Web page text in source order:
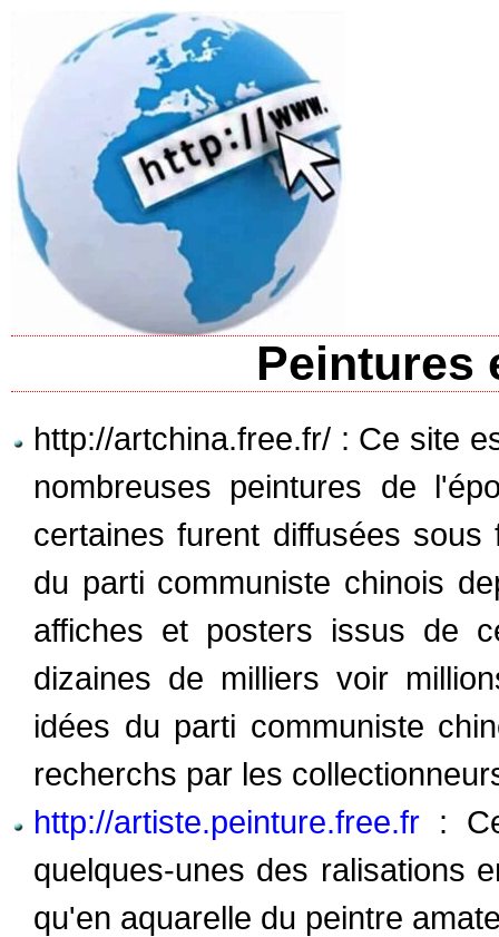
Peintures
http://artchina.free.fr/ : Ce site
nombreuses peintures de
certaines furent diffusées
du parti communiste chinois
affiches et posters issus de
dizaines de milliers voir
idées du parti communiste
recherchs par les
http://artiste.peinture.free.fr :
quelques-unes des ralisations
qu'en aquarelle du peintre